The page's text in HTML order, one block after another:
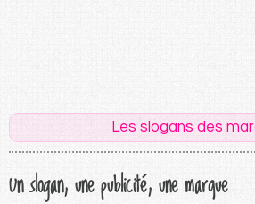
Les slogans des
Un slogan, une publicité, une marque